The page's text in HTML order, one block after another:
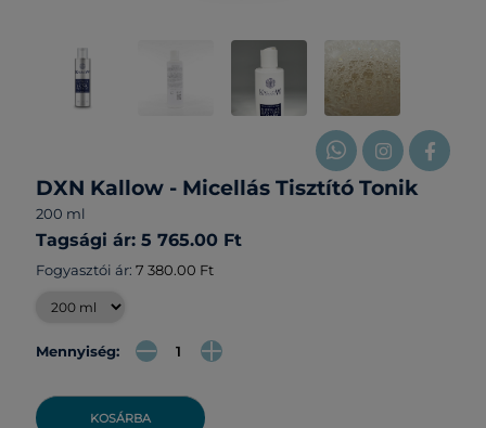
DXN Kallow - Micellás Tisztító Tonik
200 ml
Tagsági ár: 5 765.00 Ft
Fogyasztói ár: 7 380.00 Ft
Mennyiség:
KOSÁRBA